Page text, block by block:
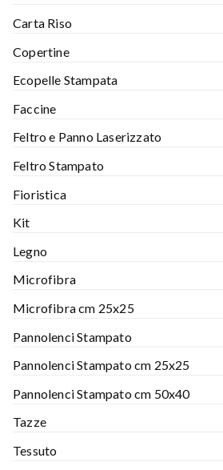
Carta Riso
Copertine
Ecopelle Stampata
Faccine
Feltro e Panno Laserizzato
Feltro Stampato
Fioristica
Kit
Legno
Microfibra
Microfibra cm 25x25
Pannolenci Stampato
Pannolenci Stampato cm 25x25
Pannolenci Stampato cm 50x40
Tazze
Tessuto